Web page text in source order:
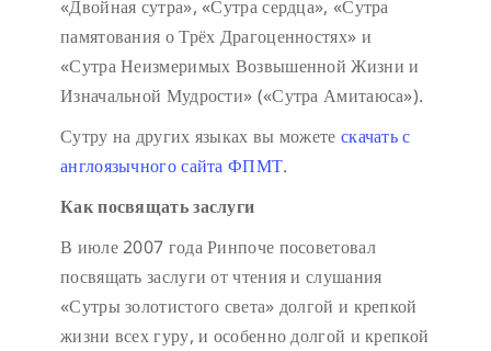
«Двойная сутра», «Сутра сердца», «Сутра
памятования о Трёх Драгоценностях» и
«Сутра Неизмеримых Возвышенной Жизни и
Изначальной Мудрости» («Сутра Амитаюса»).
Сутру на других языках вы можете скачать с
англоязычного сайта ФПМТ.
Как посвящать заслуги
В июле 2007 года Ринпоче посоветовал
посвящать заслуги от чтения и слушания
«Сутры золотистого света» долгой и крепкой
жизни всех гуру, и особенно долгой и крепкой